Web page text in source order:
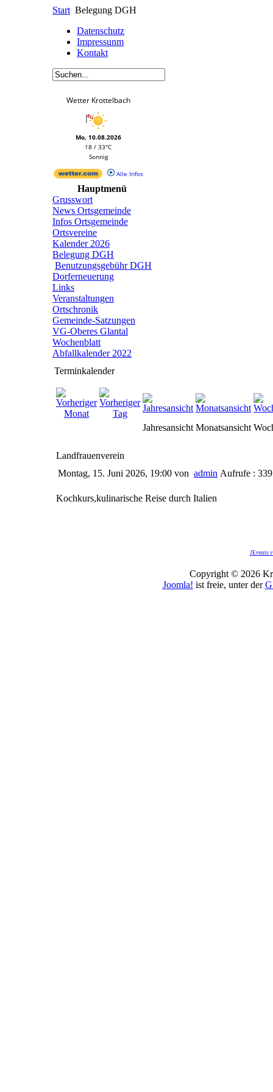
Start Belegung DGH
Datenschutz
Impressunm
Kontakt
Wetter Krottelbach
Mo, 10.08.2026
18 / 33°C
Sonnig
Alle Infos
Hauptmenü
Grusswort
News Ortsgemeinde
Infos Ortsgemeinde
Ortsvereine
Kalender 2026
Belegung DGH
Benutzungsgebühr DGH
Dorferneuerung
Links
Veranstaltungen
Ortschronik
Gemeinde-Satzungen
VG-Oberes Glantal
Wochenblatt
Abfallkalender 2022
Terminkalender
Jahresansicht Monatsansicht
Landfrauenverein
Montag, 15. Juni 2026, 19:00 von admin Aufrufe : 339
Kochkurs,kulinarische Reise durch Italien
JEvents
Copyright © 2026
Joomla! ist freie, unter der